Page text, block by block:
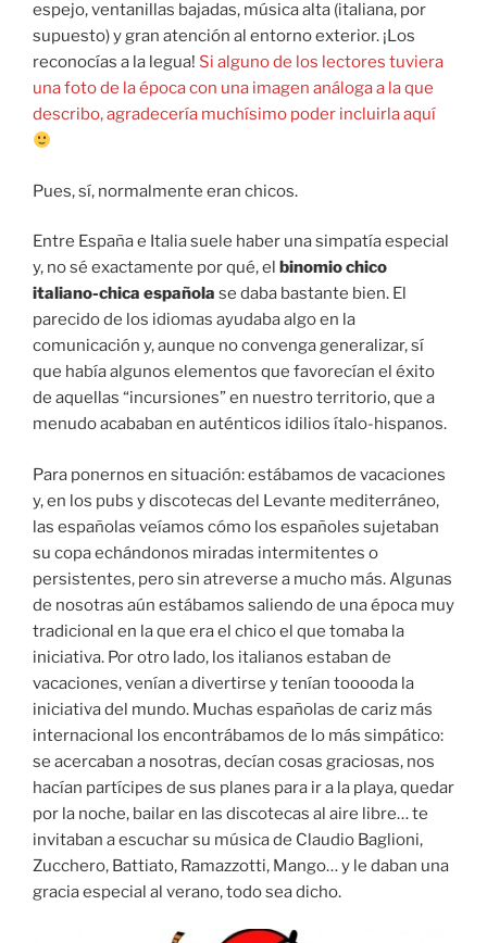
espejo, ventanillas bajadas, música alta (italiana, por
supuesto) y gran atención al entorno exterior. ¡Los
reconocías a la legua! Si alguno de los lectores tuviera
una foto de la época con una imagen análoga a la que
describo, agradecería muchísimo poder incluirla aquí
Pues, sí, normalmente eran chicos.
Entre España e Italia suele haber una simpatía especial
y, no sé exactamente por qué, el binomio chico
italiano-chica española se daba bastante bien. El
parecido de los idiomas ayudaba algo en la
comunicación y, aunque no convenga generalizar, sí
que había algunos elementos que favorecían el éxito
de aquellas “incursiones” en nuestro territorio, que a
menudo acababan en auténticos idilios ítalo-hispanos.
Para ponernos en situación: estábamos de vacaciones
y, en los pubs y discotecas del Levante mediterráneo,
las españolas veíamos cómo los españoles sujetaban
su copa echándonos miradas intermitentes o
persistentes, pero sin atreverse a mucho más. Algunas
de nosotras aún estábamos saliendo de una época muy
tradicional en la que era el chico el que tomaba la
iniciativa. Por otro lado, los italianos estaban de
vacaciones, venían a divertirse y tenían tooooda la
iniciativa del mundo. Muchas españolas de cariz más
internacional los encontrábamos de lo más simpático:
se acercaban a nosotras, decían cosas graciosas, nos
hacían partícipes de sus planes para ir a la playa, quedar
por la noche, bailar en las discotecas al aire libre… te
invitaban a escuchar su música de Claudio Baglioni,
Zucchero, Battiato, Ramazzotti, Mango… y le daban una
gracia especial al verano, todo sea dicho.